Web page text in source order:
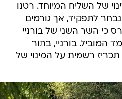
של השליח המיוחד. רטנו
לתפקיד, אך גורמים
כי השר השני של בורניי
המוביל. בורניי, בתור
רשמית על המינוי של